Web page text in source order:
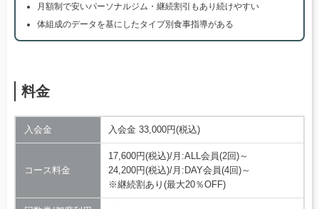
月額制で安いパーソナルジム・継続割引もあり続けやすい
体組成のデータを基にしたタイプ別食事指導がある
料金
入会金 入会金 33,000円(税込)
コース料金
17,600円(税込)/月:ALL会員(2回)～
24,200円(税込)/月:DAY会員(4回)～
※継続割あり(最大20％OFF)